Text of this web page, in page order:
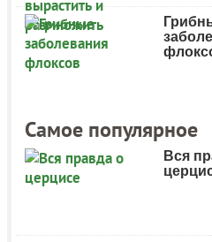
Самое популярное
Вся